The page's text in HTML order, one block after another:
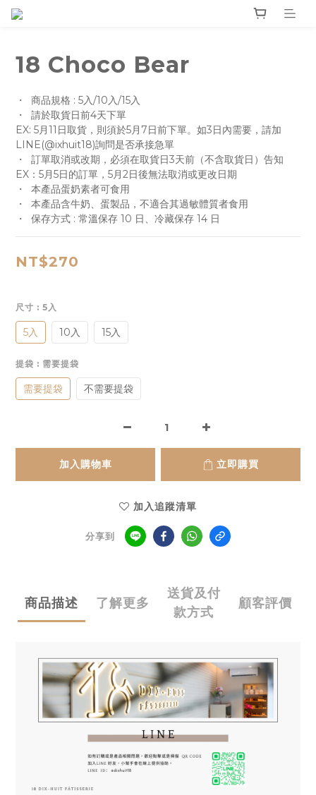
18 Choco Bear
・  商品規格 : 5入/10入/15入
・  請於取貨日前4天下單
EX: 5月11日取貨，則須於5月7日前下單。如3日內需要，請加
LINE(@ixhuit18)詢問是否承接急單
・  訂單取消或改期，必須在取貨日3天前（不含取貨日）告知
EX：5月5日的訂單，5月2日後無法取消或更改日期
・  本產品蛋奶素者可食用
・  本產品含牛奶、蛋製品，不適合其過敏體質者食用
・  保存方式 : 常溫保存 10 日、冷藏保存 14 日
NT$270
尺寸 : 5入
5入 10入 15入
提袋 : 需要提袋
需要提袋 不需要提袋
加入購物車 立即購買
加入追蹤清單
分享到
商品描述 了解更多
送貨及付
款方式
顧客評價